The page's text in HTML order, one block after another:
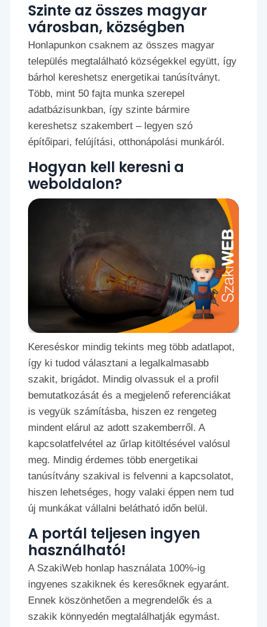
Szinte az összes magyar
városban, községben
Honlapunkon csaknem az összes magyar
település megtalálható községekkel együtt, így
bárhol kereshetsz energetikai tanúsítványt.
Több, mint 50 fajta munka szerepel
adatbázisunkban, így szinte bármire
kereshetsz szakembert – legyen szó
építőipari, felújítási, otthonápolási munkáról.
Hogyan kell keresni a
weboldalon?
Kereséskor mindig tekints meg több adatlapot,
így ki tudod választani a legalkalmasabb
szakit, brigádot. Mindig olvassuk el a profil
bemutatkozását és a megjelenő referenciákat
is vegyük számításba, hiszen ez rengeteg
mindent elárul az adott szakemberről. A
kapcsolatfelvétel az űrlap kitöltésével valósul
meg. Mindig érdemes több energetikai
tanúsítvány szakival is felvenni a kapcsolatot,
hiszen lehetséges, hogy valaki éppen nem tud
új munkákat vállalni belátható időn belül.
A portál teljesen ingyen
használható!
A SzakiWeb honlap használata 100%-ig
ingyenes szakiknek és keresőknek egyaránt.
Ennek köszönhetően a megrendelők és a
szakik könnyedén megtalálhatják egymást.